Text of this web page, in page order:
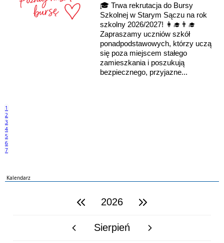
🎓 Trwa rekrutacja do Bursy
Szkolnej w Starym Sączu na rok
szkolny 2026/2027! 👩‍🎓👨‍🎓
Zapraszamy uczniów szkół
ponadpodstawowych, którzy uczą
się poza miejscem stałego
zamieszkania i poszukują
bezpiecznego, przyjazne...
1
2
3
4
5
6
7
Kalendarz
poprzedni rok2026 następny rok
poprzedni miesiącSierpień następny miesiąc